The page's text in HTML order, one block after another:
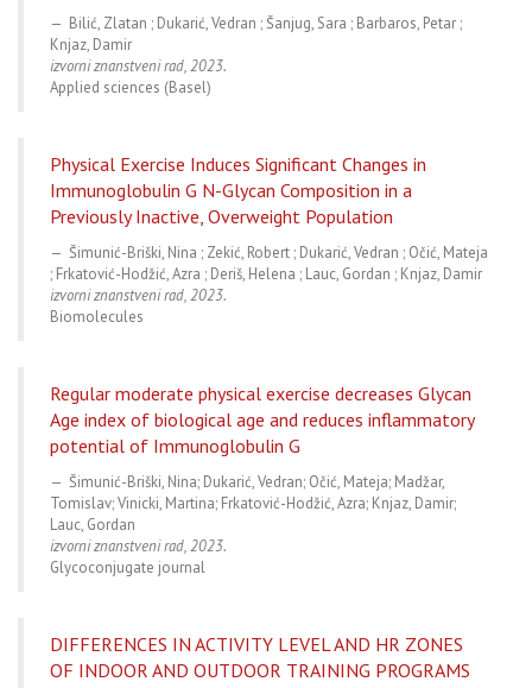
Bilić, Zlatan ; Dukarić, Vedran ; Šanjug, Sara ; Barbaros, Petar ;
Knjaz, Damir
izvorni znanstveni rad, 2023.
Applied sciences (Basel)
Physical Exercise Induces Significant Changes in
Immunoglobulin G N-Glycan Composition in a
Previously Inactive, Overweight Population
Šimunić-Briški, Nina ; Zekić, Robert ; Dukarić, Vedran ; Očić, Mateja
; Frkatović-Hodžić, Azra ; Deriš, Helena ; Lauc, Gordan ; Knjaz, Damir
izvorni znanstveni rad, 2023.
Biomolecules
Regular moderate physical exercise decreases Glycan
Age index of biological age and reduces inflammatory
potential of Immunoglobulin G
Šimunić-Briški, Nina; Dukarić, Vedran; Očić, Mateja; Madžar,
Tomislav; Vinicki, Martina; Frkatović-Hodžić, Azra; Knjaz, Damir;
Lauc, Gordan
izvorni znanstveni rad, 2023.
Glycoconjugate journal
DIFFERENCES IN ACTIVITY LEVEL AND HR ZONES
OF INDOOR AND OUTDOOR TRAINING PROGRAMS